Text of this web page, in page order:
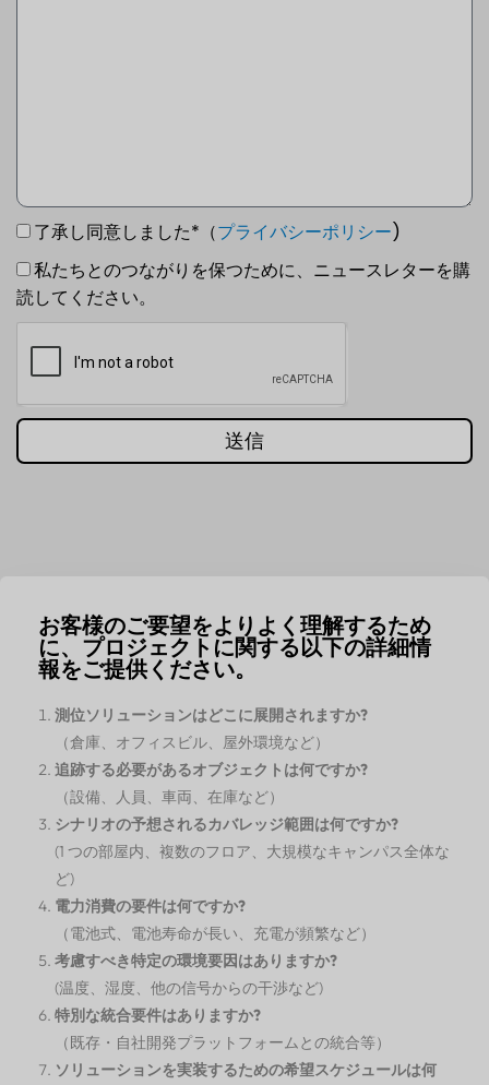
了承し同意しました*（プライバシーポリシー)
私たちとのつながりを保つために、ニュースレターを購
読してください。
送信
お客様のご要望をよりよく理解するため
に、プロジェクトに関する以下の詳細情
報をご提供ください。
測位ソリューションはどこに展開されますか?
（倉庫、オフィスビル、屋外環境など）
追跡する必要があるオブジェクトは何ですか?
（設備、人員、車両、在庫など）
シナリオの予想されるカバレッジ範囲は何ですか?
(1 つの部屋内、複数のフロア、大規模なキャンパス全体な
ど)
電力消費の要件は何ですか?
（電池式、電池寿命が長い、充電が頻繁など）
考慮すべき特定の環境要因はありますか?
(温度、湿度、他の信号からの干渉など)
特別な統合要件はありますか?
（既存・自社開発プラットフォームとの統合等）
ソリューションを実装するための希望スケジュールは何